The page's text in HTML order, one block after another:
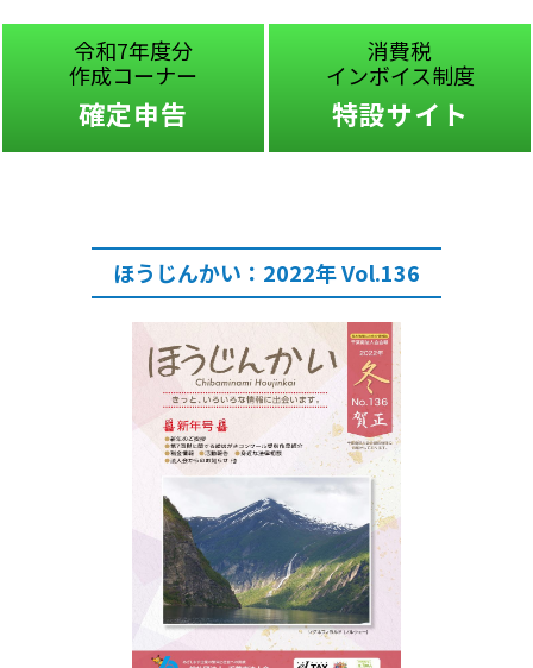
令和7年度分
作成コーナー
確定申告
消費税
インボイス制度
特設サイト
ほうじんかい：2022年 Vol.136